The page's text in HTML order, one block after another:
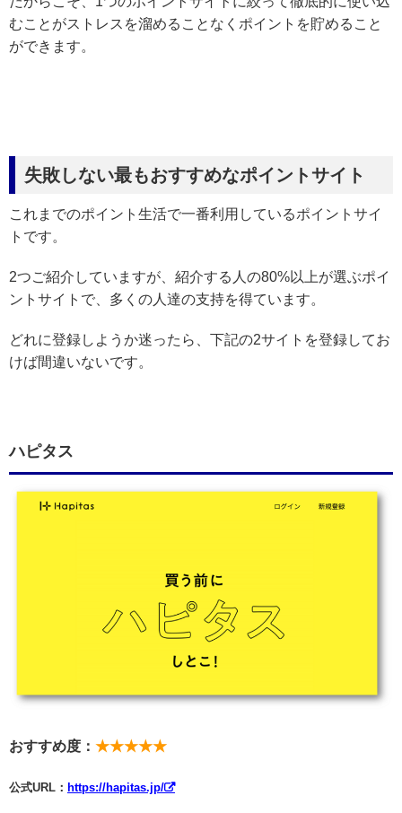
むことがストレスを溜めることなくポイントを貯めること
ができます。
失敗しない最もおすすめなポイントサイト
これまでのポイント生活で一番利用しているポイントサイ
トです。
2つご紹介していますが、紹介する人の80%以上が選ぶポイ
ントサイトで、多くの人達の支持を得ています。
どれに登録しようか迷ったら、下記の2サイトを登録してお
けば間違いないです。
ハピタス
おすすめ度： ★★★★★
公式URL： https://hapitas.jp/